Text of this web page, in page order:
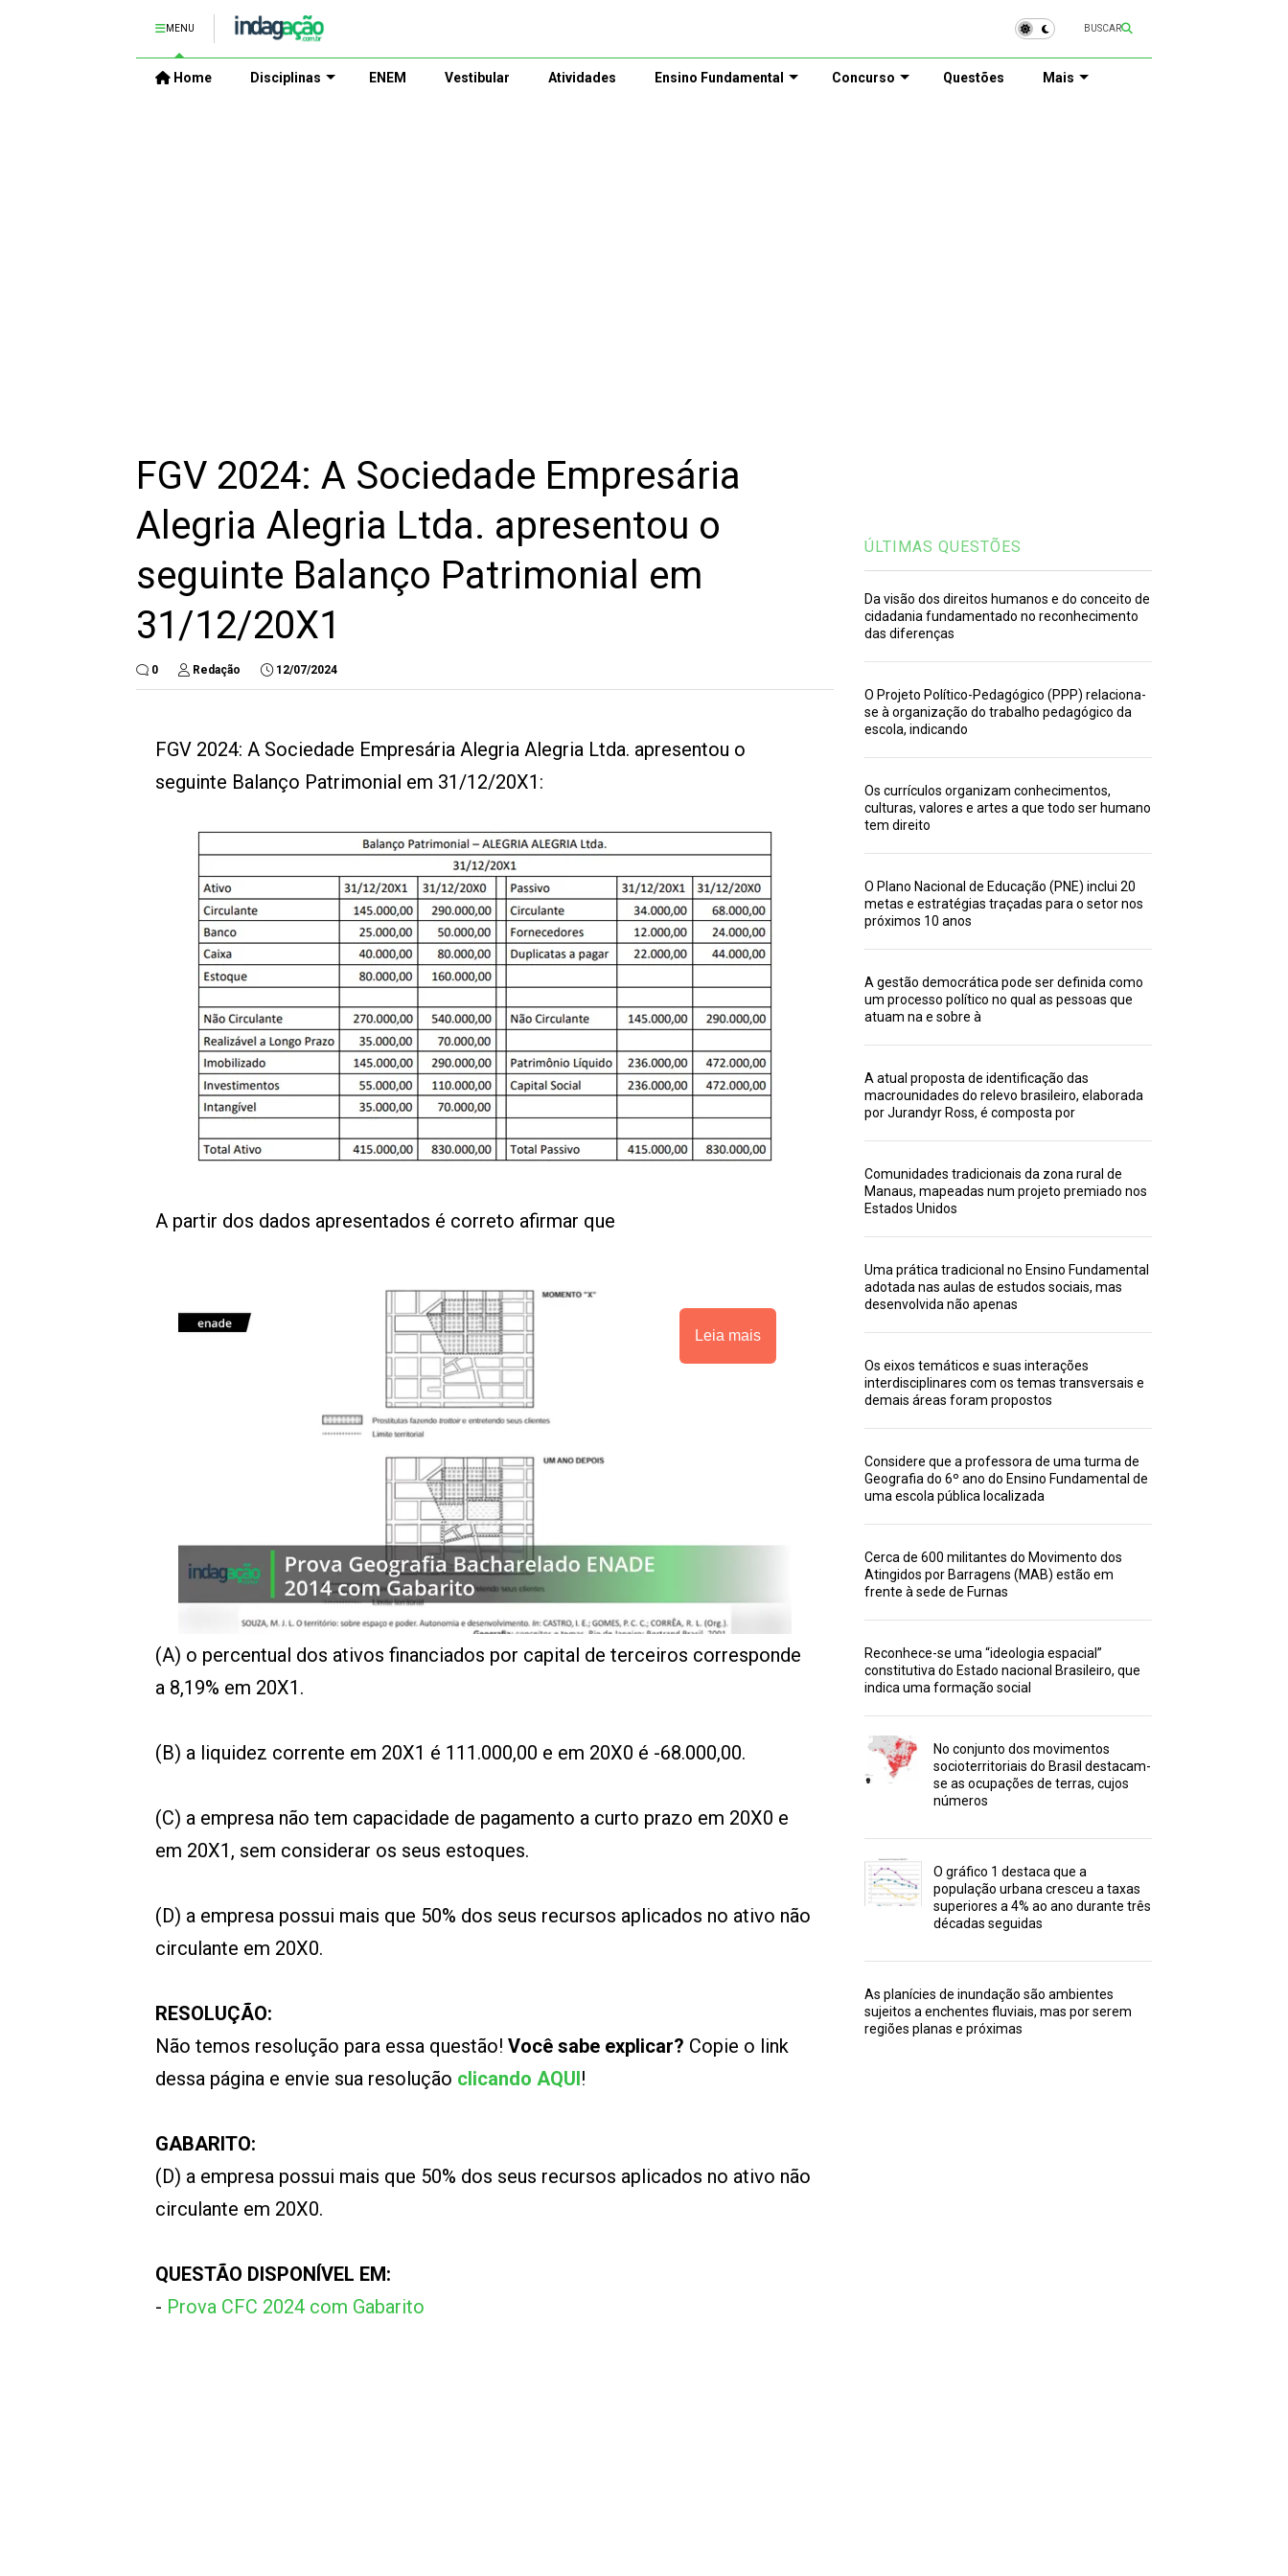
MENU BUSCAR
Home Disciplinas ENEM Vestibular Atividades Ensino Fundamental Concurso Questões Mais
FGV 2024: A Sociedade Empresária
Alegria Alegria Ltda. apresentou o
seguinte Balanço Patrimonial em
31/12/20X1
0 Redação 12/07/2024
FGV 2024: A Sociedade Empresária Alegria Alegria Ltda. apresentou o
seguinte Balanço Patrimonial em 31/12/20X1:
A partir dos dados apresentados é correto afirmar que
Leia mais
(A) o percentual dos ativos financiados por capital de terceiros corresponde
a 8,19% em 20X1.
(B) a liquidez corrente em 20X1 é 111.000,00 e em 20X0 é -68.000,00.
(C) a empresa não tem capacidade de pagamento a curto prazo em 20X0 e
em 20X1, sem considerar os seus estoques.
(D) a empresa possui mais que 50% dos seus recursos aplicados no ativo não
circulante em 20X0.
RESOLUÇÃO:
Não temos resolução para essa questão! Você sabe explicar? Copie o link
dessa página e envie sua resolução clicando AQUI!
GABARITO:
(D) a empresa possui mais que 50% dos seus recursos aplicados no ativo não
circulante em 20X0.
QUESTÃO DISPONÍVEL EM:
- Prova CFC 2024 com Gabarito
ÚLTIMAS QUESTÕES
Da visão dos direitos humanos e do conceito de
cidadania fundamentado no reconhecimento
das diferenças
O Projeto Político-Pedagógico (PPP) relaciona-
se à organização do trabalho pedagógico da
escola, indicando
Os currículos organizam conhecimentos,
culturas, valores e artes a que todo ser humano
tem direito
O Plano Nacional de Educação (PNE) inclui 20
metas e estratégias traçadas para o setor nos
próximos 10 anos
A gestão democrática pode ser definida como
um processo político no qual as pessoas que
atuam na e sobre à
A atual proposta de identificação das
macrounidades do relevo brasileiro, elaborada
por Jurandyr Ross, é composta por
Comunidades tradicionais da zona rural de
Manaus, mapeadas num projeto premiado nos
Estados Unidos
Uma prática tradicional no Ensino Fundamental
adotada nas aulas de estudos sociais, mas
desenvolvida não apenas
Os eixos temáticos e suas interações
interdisciplinares com os temas transversais e
demais áreas foram propostos
Considere que a professora de uma turma de
Geografia do 6º ano do Ensino Fundamental de
uma escola pública localizada
Cerca de 600 militantes do Movimento dos
Atingidos por Barragens (MAB) estão em
frente à sede de Furnas
Reconhece-se uma “ideologia espacial”
constitutiva do Estado nacional Brasileiro, que
indica uma formação social
No conjunto dos movimentos
socioterritoriais do Brasil destacam-
se as ocupações de terras, cujos
números
O gráfico 1 destaca que a
população urbana cresceu a taxas
superiores a 4% ao ano durante três
décadas seguidas
As planícies de inundação são ambientes
sujeitos a enchentes fluviais, mas por serem
regiões planas e próximas